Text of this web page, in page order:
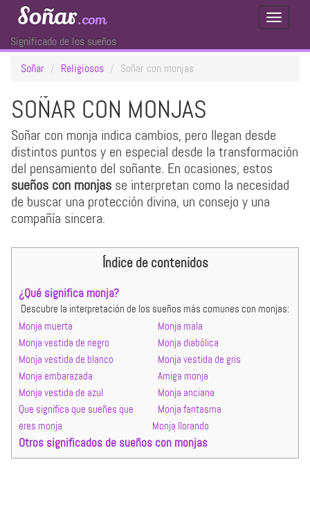
Toggle
Soñar.com
Significado de los sueños
Soñar
Religiosos Soñar con monjas
SOÑAR CON MONJAS
Soñar con monja indica cambios, pero llegan desde
distintos puntos y en especial desde la transformación
del pensamiento del soñante. En ocasiones, estos
sueños con monjas se interpretan como la necesidad
de buscar una protección divina, un consejo y una
compañía sincera.
Índice de contenidos
¿Qué significa monja?
Descubre la interpretación de los sueños más comunes con monjas:
Monja muerta
Monja mala
Monja vestida de negro
Monja diabólica
Monja vestida de blanco
Monja vestida de gris
Monja embarazada
Amiga monja
Monja vestida de azul
Monja anciana
Que significa que sueñes que
eres monja
Monja fantasma
Monja llorando
Otros significados de sueños con monjas